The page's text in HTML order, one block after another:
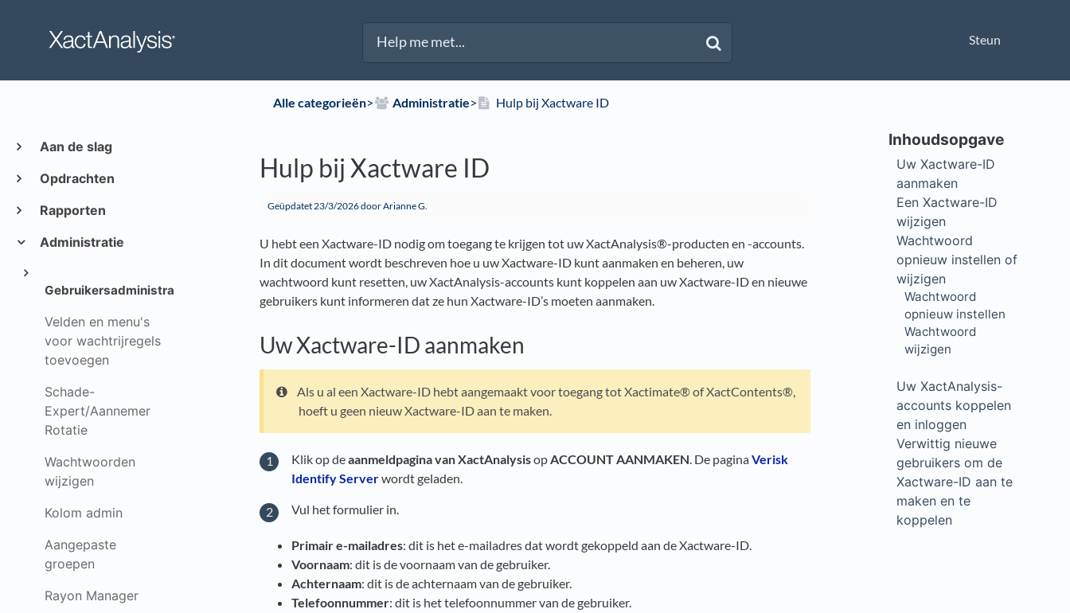
Steun
Aan de slag
Opdrachten
Rapporten
Administratie
Gebruikersadministratie
Velden en menu's
voor wachtrijregels
toevoegen
Schade-
Expert/Aannemer
Rotatie
Wachtwoorden
wijzigen
Kolom admin
Aangepaste
groepen
Rayon Manager
Alle categorieën​>​ ​Administratie​>​ Hulp bij Xactware ID
Hulp bij Xactware ID
Geüpdatet23/3/2026door Arianne G.
U hebt een Xactware-ID nodig om toegang te krijgen tot uw XactAnalysis®-producten en -accounts.
In dit document wordt beschreven hoe u uw Xactware-ID kunt aanmaken en beheren, uw
wachtwoord kunt resetten, uw XactAnalysis-accounts kunt koppelen aan uw Xactware-ID en nieuwe
gebruikers kunt informeren dat ze hun Xactware-ID’s moeten aanmaken.
Uw Xactware-ID aanmaken
Als u al een Xactware-ID hebt aangemaakt voor toegang tot Xactimate® of XactContents®,
hoeft u geen nieuw Xactware-ID aan te maken.
Klik op deaanmeldpagina van XactAnalysisop ACCOUNT AANMAKEN . De paginaVerisk
Identify Serverwordt geladen.
Vul het formulier in.
Primair e-mailadres: dit is het e-mailadres dat wordt gekoppeld aan de Xactware-ID.
Voornaam: dit is de voornaam van de gebruiker.
Achternaam: dit is de achternaam van de gebruiker.
Telefoonnummer: dit is het telefoonnummer van de gebruiker.
Uw Xactware-ID
aanmaken
Een Xactware-ID
wijzigen
Wachtwoord
opnieuw instellen of
wijzigen
Wachtwoord
opnieuw instellen
Wachtwoord
wijzigen
Uw XactAnalysis-
accounts koppelen
en inloggen
Verwittig nieuwe
gebruikers om de
Xactware-ID aan te
maken en te
koppelen